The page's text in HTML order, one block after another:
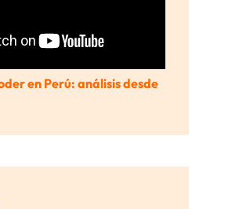
en Perú: análisis desde